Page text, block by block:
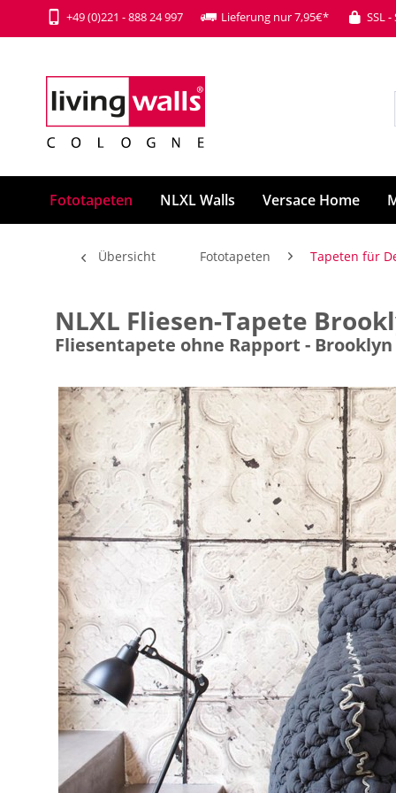
+49 (0)221 - 888 24 997 Lieferung nur 7,95€* SSL
Fototapeten NLXL Walls Versace Home
Übersicht Fototapeten Tapeten für
NLXL Fliesen-Tapete
Fliesentapete ohne Rapport -